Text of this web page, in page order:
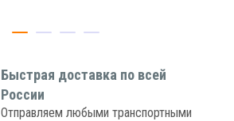
Быстрая доставка по всей
России
Отправляем любыми транспортными